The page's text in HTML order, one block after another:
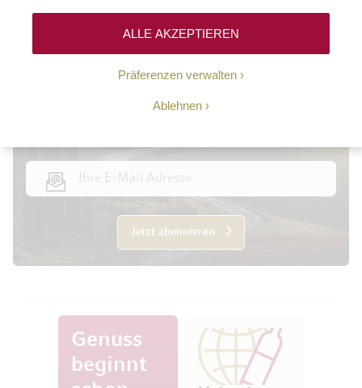
Präferenzen verwalten
Ablehnen
ALLE AKZEPTIEREN
10-Euro-Willkommens-
Jetzt abonnieren
Genuss
beginnt